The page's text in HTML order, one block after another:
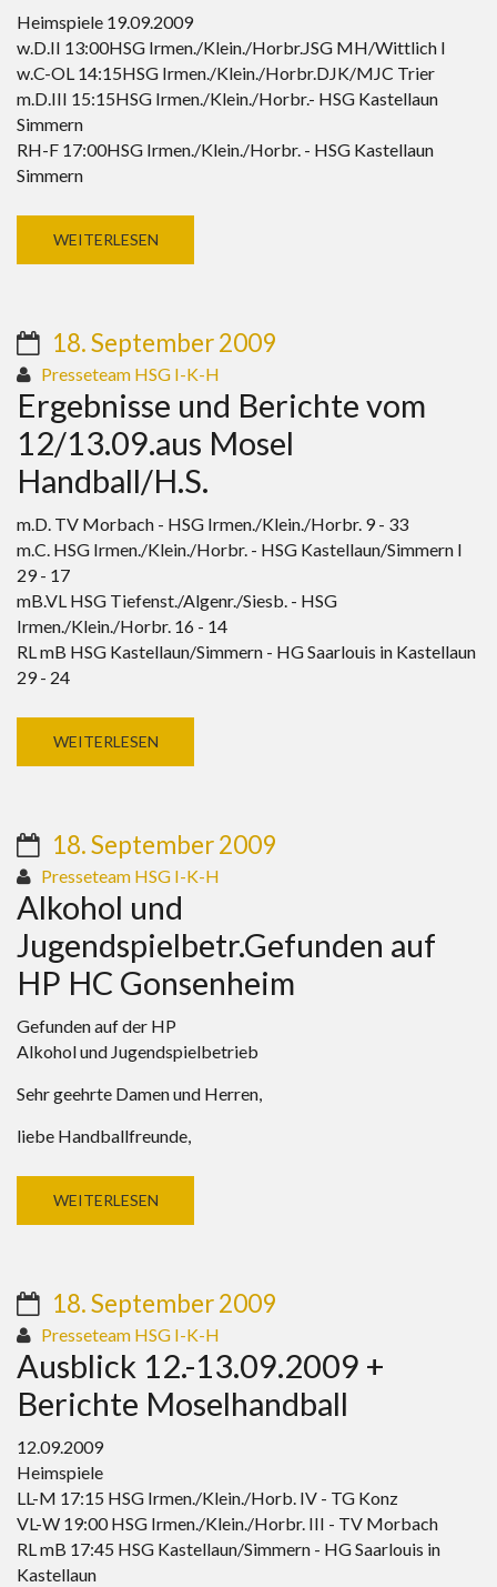
Heimspiele 19.09.2009
w.D.II 13:00HSG Irmen./Klein./Horbr.JSG MH/Wittlich I
w.C-OL 14:15HSG Irmen./Klein./Horbr.DJK/MJC Trier
m.D.III 15:15HSG Irmen./Klein./Horbr.- HSG Kastellaun
Simmern
RH-F 17:00HSG Irmen./Klein./Horbr. - HSG Kastellaun
Simmern
WEITERLESEN
18. September 2009
Presseteam HSG I-K-H
Ergebnisse und Berichte vom
12/13.09.aus Mosel
Handball/H.S.
m.D. TV Morbach - HSG Irmen./Klein./Horbr. 9 - 33
m.C. HSG Irmen./Klein./Horbr. - HSG Kastellaun/Simmern I
29 - 17
mB.VL HSG Tiefenst./Algenr./Siesb. - HSG
Irmen./Klein./Horbr. 16 - 14
RL mB HSG Kastellaun/Simmern - HG Saarlouis in Kastellaun
29 - 24
WEITERLESEN
18. September 2009
Presseteam HSG I-K-H
Alkohol und
Jugendspielbetr.Gefunden auf
HP HC Gonsenheim
Gefunden auf der HP
Alkohol und Jugendspielbetrieb
Sehr geehrte Damen und Herren,
liebe Handballfreunde,
WEITERLESEN
18. September 2009
Presseteam HSG I-K-H
Ausblick 12.-13.09.2009 +
Berichte Moselhandball
12.09.2009
Heimspiele
LL-M 17:15 HSG Irmen./Klein./Horb. IV - TG Konz
VL-W 19:00 HSG Irmen./Klein./Horbr. III - TV Morbach
RL mB 17:45 HSG Kastellaun/Simmern - HG Saarlouis in
Kastellaun